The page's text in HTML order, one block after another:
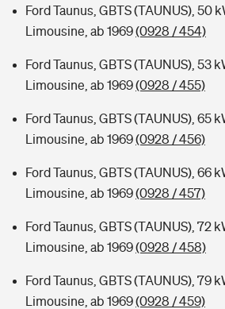
Ford Taunus, GBTS (TAUNUS), 50
Limousine, ab 1969(0928 / 454)
Ford Taunus, GBTS (TAUNUS), 53
Limousine, ab 1969(0928 / 455)
Ford Taunus, GBTS (TAUNUS), 65
Limousine, ab 1969(0928 / 456)
Ford Taunus, GBTS (TAUNUS), 66
Limousine, ab 1969(0928 / 457)
Ford Taunus, GBTS (TAUNUS), 72
Limousine, ab 1969(0928 / 458)
Ford Taunus, GBTS (TAUNUS), 79
Limousine, ab 1969(0928 / 459)